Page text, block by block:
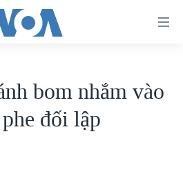
bom nhắm vào
đối lập